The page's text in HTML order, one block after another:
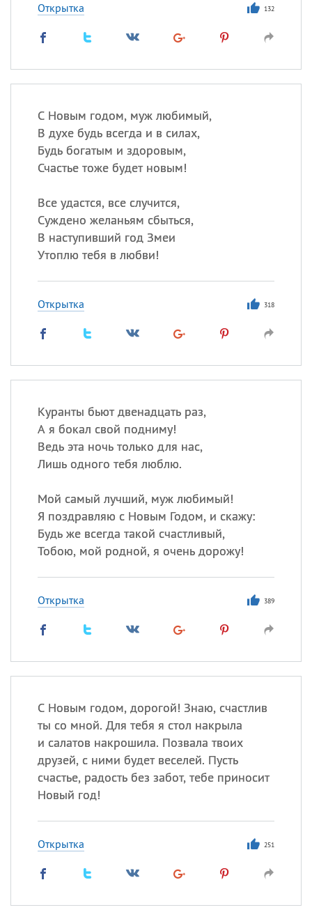
Открытка 132
С Новым годом, муж любимый,
В духе будь всегда и в силах,
Будь богатым и здоровым,
Счастье тоже будет новым!
Все удастся, все случится,
Суждено желаньям сбыться,
В наступивший год Змеи
Утоплю тебя в любви!
Открытка 318
Куранты бьют двенадцать раз,
А я бокал свой подниму!
Ведь эта ночь только для нас,
Лишь одного тебя люблю.
Мой самый лучший, муж любимый!
Я поздравляю с Новым Годом, и скажу:
Будь же всегда такой счастливый,
Тобою, мой родной, я очень дорожу!
Открытка 389
С Новым годом, дорогой! Знаю, счастлив
ты со мной. Для тебя я стол накрыла
и салатов накрошила. Позвала твоих
друзей, с ними будет веселей. Пусть
счастье, радость без забот, тебе приносит
Новый год!
Открытка 251